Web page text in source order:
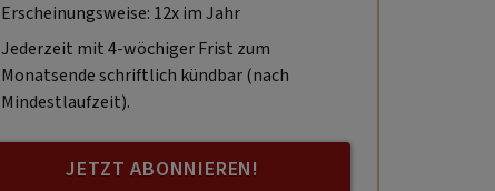
Erscheinungsweise: 12x im Jahr
Jederzeit mit 4-wöchiger Frist zum
Monatsende schriftlich kündbar (nach
Mindestlaufzeit).
JETZT ABONNIEREN!